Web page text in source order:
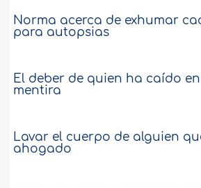
Norma acerca de exhumar
para autopsias
El deber de quien ha caído
mentira
Lavar el cuerpo de alguien
ahogado